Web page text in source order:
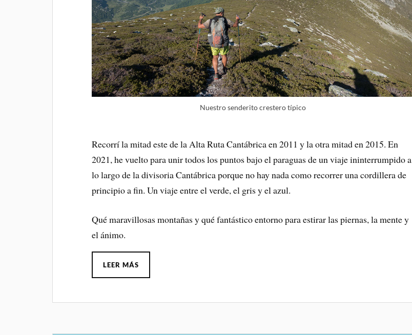
Nuestro senderito crestero típico
Recorrí la mitad este de la Alta Ruta Cantábrica en 2011 y la otra mitad en 2015. En
2021, he vuelto para unir todos los puntos bajo el paraguas de un viaje ininterrumpido a
lo largo de la divisoria Cantábrica porque no hay nada como recorrer una cordillera de
principio a fin. Un viaje entre el verde, el gris y el azul.
Qué maravillosas montañas y qué fantástico entorno para estirar las piernas, la mente y
el ánimo.
LEER MÁS